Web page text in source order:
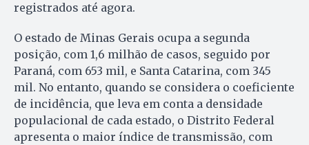
registrados até agora.
O estado de Minas Gerais ocupa a segunda
posição, com 1,6 milhão de casos, seguido por
Paraná, com 653 mil, e Santa Catarina, com 345
mil. No entanto, quando se considera o coeficiente
de incidência, que leva em conta a densidade
populacional de cada estado, o Distrito Federal
apresenta o maior índice de transmissão, com